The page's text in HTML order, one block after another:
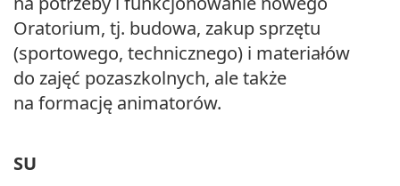
Oratorium, tj. budowa, zakup sprzętu
(sportowego, technicznego) i materiałów
do zajęć pozaszkolnych, ale także
na formację animatorów.
SU